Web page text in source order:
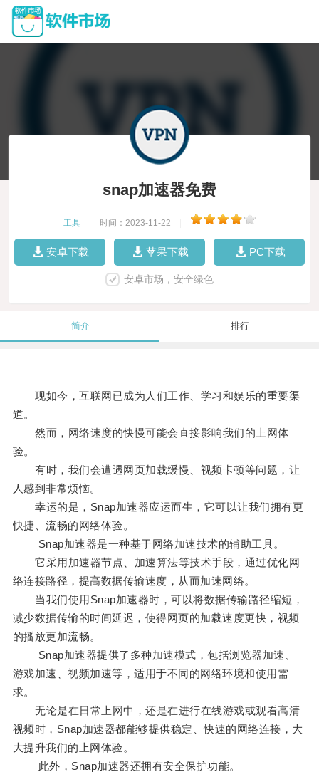
snap加速器免费
工具 时间：2023-11-22
安卓下载 苹果下载 PC下载
安卓市场，安全绿色
简介 排行
现如今，互联网已成为人们工作、学习和娱乐的重要渠
道。
然而，网络速度的快慢可能会直接影响我们的上网体
验。
有时，我们会遭遇网页加载缓慢、视频卡顿等问题，让
人感到非常烦恼。
幸运的是，Snap加速器应运而生，它可以让我们拥有更
快捷、流畅的网络体验。
Snap加速器是一种基于网络加速技术的辅助工具。
它采用加速器节点、加速算法等技术手段，通过优化网
络连接路径，提高数据传输速度，从而加速网络。
当我们使用Snap加速器时，可以将数据传输路径缩短，
减少数据传输的时间延迟，使得网页的加载速度更快，视频
的播放更加流畅。
Snap加速器提供了多种加速模式，包括浏览器加速、
游戏加速、视频加速等，适用于不同的网络环境和使用需
求。
无论是在日常上网中，还是在进行在线游戏或观看高清
视频时，Snap加速器都能够提供稳定、快速的网络连接，大
大提升我们的上网体验。
此外，Snap加速器还拥有安全保护功能。